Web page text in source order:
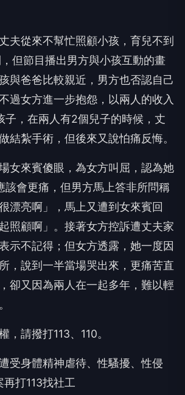
夫從來不幫忙照顧小孩，育兒不到
但節目播出男方與小孩互動的畫
與爸爸比較親近，男方也否認自己
過女方進一步抱怨，以兩人的收入
子，在兩人有2個兒子的時候，丈
結紮手術，但後來又說怕痛反悔。
女來賓傻眼，為女方叫屈，認為她
該會更痛，但男方馬上答非所問稱
漂亮啊」，馬上又遭到女來賓回
照顧啊」。接著女方控訴遭丈夫家
示不記得；但女方透露，她一度因
，說到一半當場哭出來，更痛苦直
卻又因為兩人在一起多年，難以輕
請撥打113、110。
受身體精神虐待、性騷擾、性侵
打113找社工